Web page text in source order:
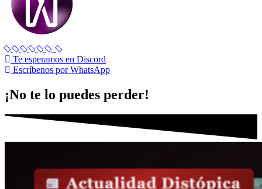
Te esperamos en Discord
Escríbenos por WhatsApp
¡No te lo puedes perder!